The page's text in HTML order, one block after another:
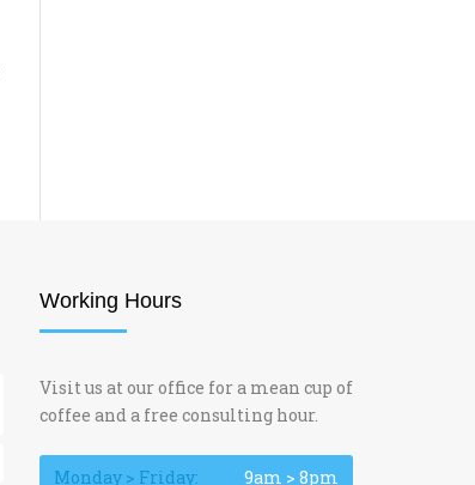
Working Hours
Visit us at our office for a mean cup of
coffee and a free consulting hour.
Monday > Friday: 9am > 8pm